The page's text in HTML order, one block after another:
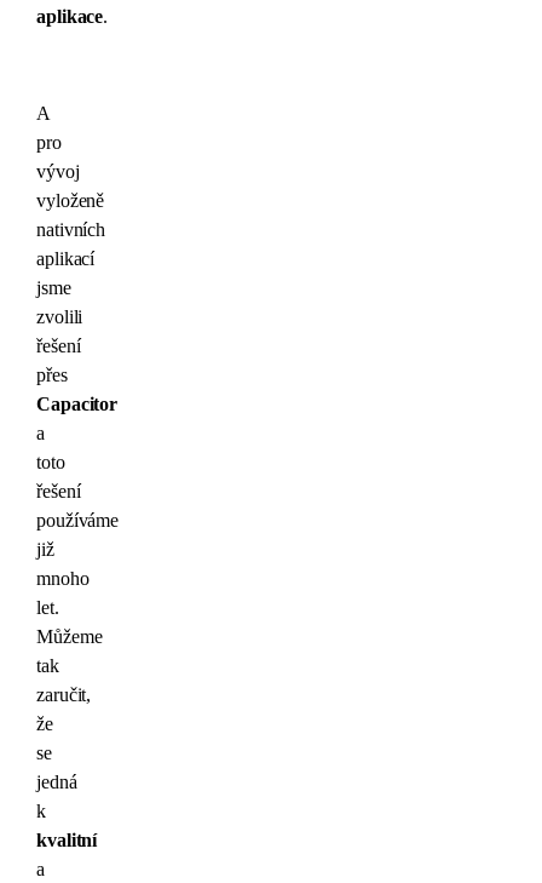
aplikace.
A
pro
vývoj
vyloženě
nativních
aplikací
jsme
zvolili
řešení
přes
Capacitor
a
toto
řešení
používáme
již
mnoho
let.
Můžeme
tak
zaručit,
že
se
jedná
k
kvalitní
a